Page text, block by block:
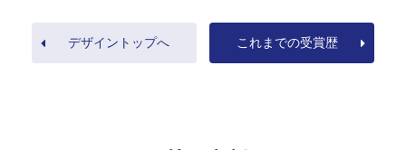
デザイントップへ これまでの受賞歴